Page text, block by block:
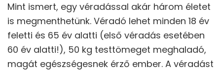
Mint ismert, egy véradással akár három életet
is megmenthetünk. Véradó lehet minden 18 év
feletti és 65 év alatti (első véradás esetében
60 év alatti!), 50 kg testtömeget meghaladó,
magát egészségesnek érző ember. A véradást